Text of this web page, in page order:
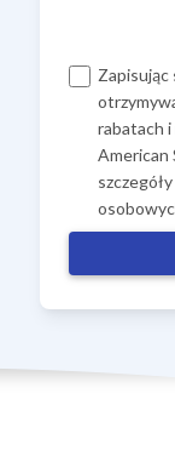
Zapisując
rabatach
American